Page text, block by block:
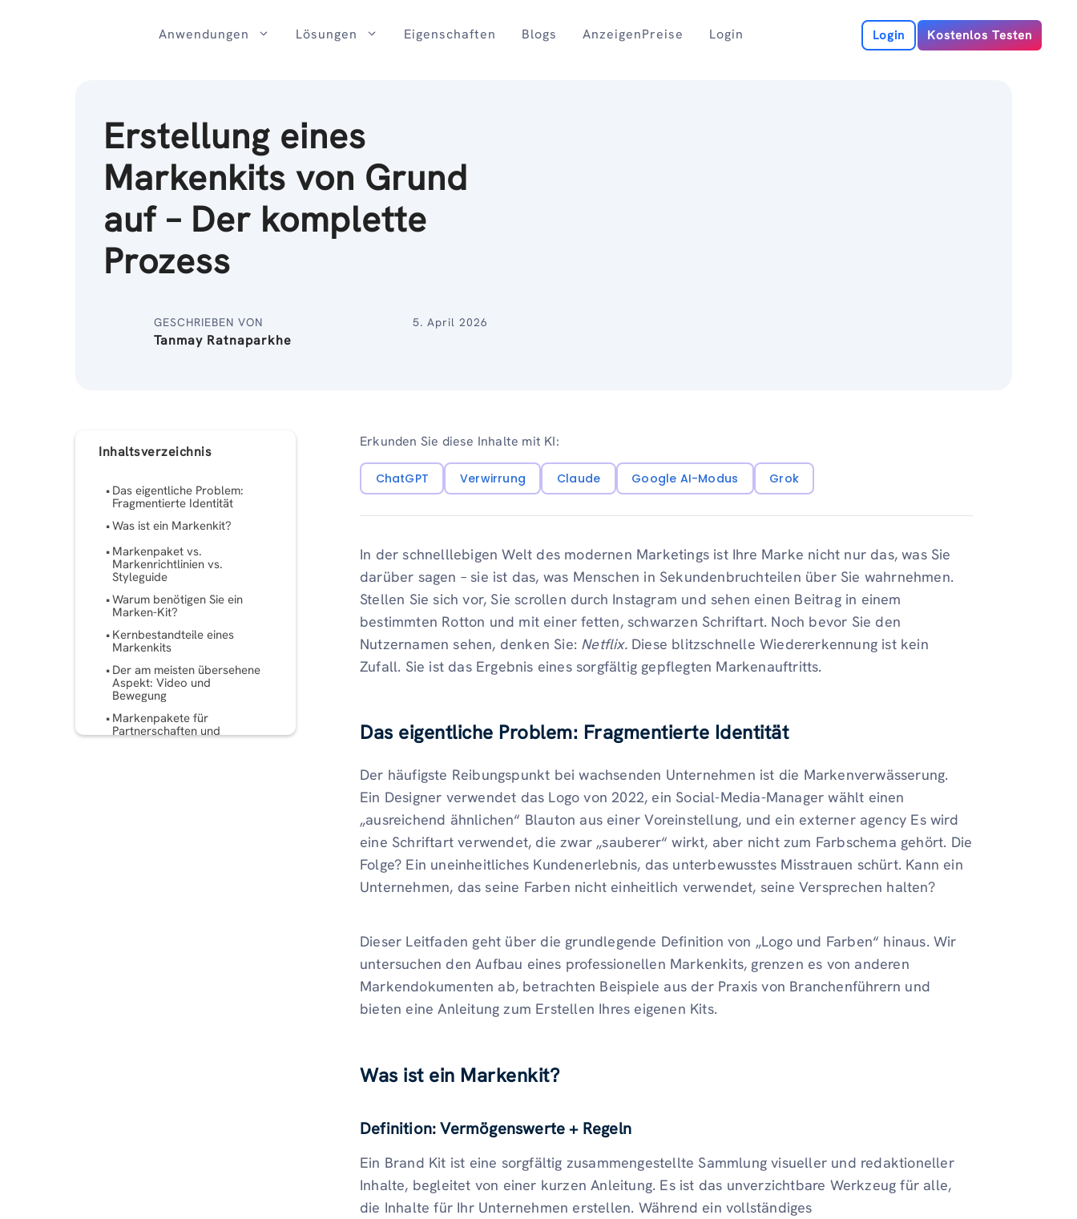
Anwendungen Lösungen Eigenschaften Blogs AnzeigenPreise Login Login Kostenlos Testen
Erstellung eines
Markenkits von Grund
auf – Der komplette
Prozess
GESCHRIEBEN VON
Tanmay Ratnaparkhe
5. April 2026
Inhaltsverzeichnis
Das eigentliche Problem:
Fragmentierte Identität
Was ist ein Markenkit?
Markenpaket vs.
Markenrichtlinien vs.
Styleguide
Warum benötigen Sie ein
Marken-Kit?
Kernbestandteile eines
Markenkits
Der am meisten übersehene
Aspekt: ​​Video und
Bewegung
Markenpakete für
Partnerschaften und
Erkunden Sie diese Inhalte mit KI:
ChatGPT Verwirrung Claude Google AI-Modus Grok
In der schnelllebigen Welt des modernen Marketings ist Ihre Marke nicht nur das, was Sie
darüber sagen – sie ist das, was Menschen in Sekundenbruchteilen über Sie wahrnehmen.
Stellen Sie sich vor, Sie scrollen durch Instagram und sehen einen Beitrag in einem
bestimmten Rotton und mit einer fetten, schwarzen Schriftart. Noch bevor Sie den
Nutzernamen sehen, denken Sie: Netflix.Diese blitzschnelle Wiedererkennung ist kein
Zufall. Sie ist das Ergebnis eines sorgfältig gepflegten Markenauftritts.
Das eigentliche Problem: Fragmentierte Identität
Der häufigste Reibungspunkt bei wachsenden Unternehmen ist die Markenverwässerung.
Ein Designer verwendet das Logo von 2022, ein Social-Media-Manager wählt einen
„ausreichend ähnlichen“ Blauton aus einer Voreinstellung, und ein externer agency Es wird
eine Schriftart verwendet, die zwar „sauberer“ wirkt, aber nicht zum Farbschema gehört. Die
Folge? Ein uneinheitliches Kundenerlebnis, das unterbewusstes Misstrauen schürt. Kann ein
Unternehmen, das seine Farben nicht einheitlich verwendet, seine Versprechen halten?
Dieser Leitfaden geht über die grundlegende Definition von „Logo und Farben“ hinaus. Wir
untersuchen den Aufbau eines professionellen Markenkits, grenzen es von anderen
Markendokumenten ab, betrachten Beispiele aus der Praxis von Branchenführern und
bieten eine Anleitung zum Erstellen Ihres eigenen Kits.
Was ist ein Markenkit?
Definition: Vermögenswerte + Regeln
Ein Brand Kit ist eine sorgfältig zusammengestellte Sammlung visueller und redaktioneller
Inhalte, begleitet von einer kurzen Anleitung. Es ist das unverzichtbare Werkzeug für alle,
die Inhalte für Ihr Unternehmen erstellen. Während ein vollständiges